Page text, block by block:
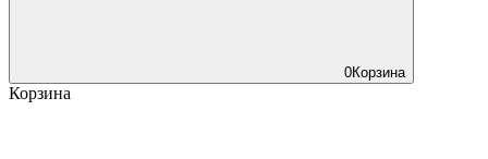
0Корзина
Корзина